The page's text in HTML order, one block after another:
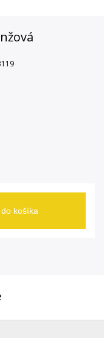
košíka